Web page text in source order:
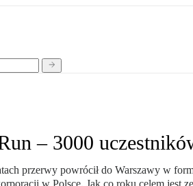
– 3000
przerwy powrócił do Warszawy w
w Polsce. Jak co roku celem jest